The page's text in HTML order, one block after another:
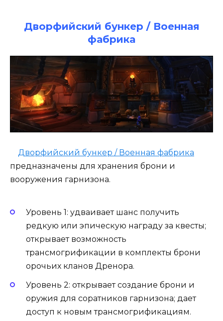
Дворфийский бункер / Военная
фабрика
Дворфийский бункер / Военная фабрика
предназначены для хранения брони и
вооружения гарнизона.
Уровень 1: удваивает шанс получить
редкую или эпическую награду за квесты;
открывает возможность
трансмогрификации в комплекты брони
орочьих кланов Дренора.
Уровень 2: открывает создание брони и
оружия для соратников гарнизона; дает
доступ к новым трансмогрификациям.